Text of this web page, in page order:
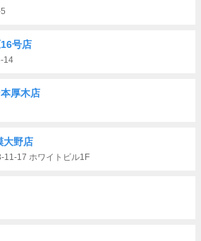
号店
14
厚木店
大野店
11-17 ホワイトビル1F